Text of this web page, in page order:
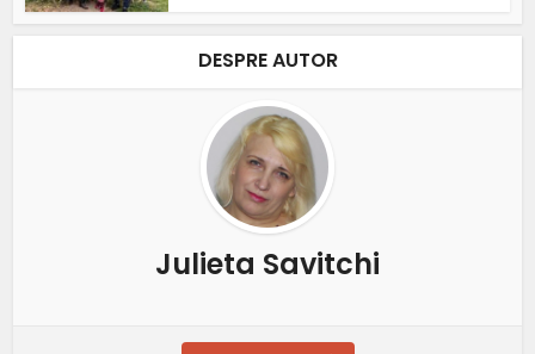
DESPRE AUTOR
Julieta Savitchi